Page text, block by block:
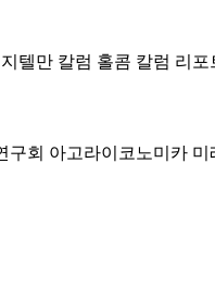
지텔만 칼럼 홀콤 칼럼 리포
구회 아고라이코노미카 미